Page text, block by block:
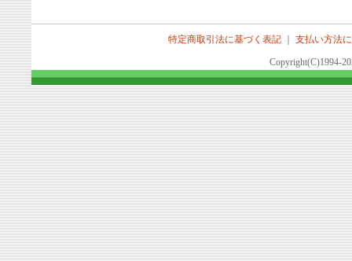
特定商取引法に基づく表記 支払い方法
Copyright(C)1994-